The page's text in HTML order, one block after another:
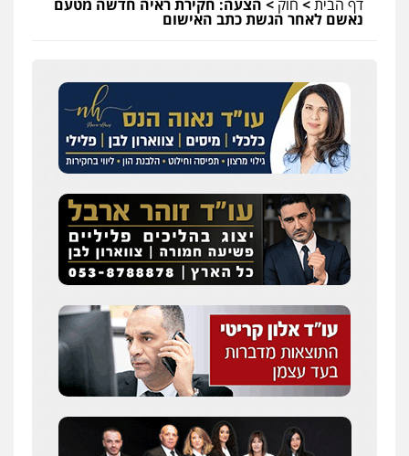
דף הבית> חוק > הצעה: חקירת ראיה חדשה מטעם
נאשם לאחר הגשת כתב האישום